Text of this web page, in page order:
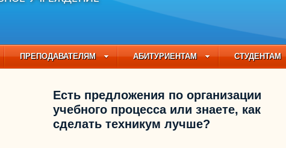
ПРЕПОДАВАТЕЛЯМ АБИТУРИЕНТАМ СТУДЕНТАМ
НА 2021-2022 УЧЕБНЫЙ ГОД
Есть предложения по организации
учебного процесса или знаете, как
сделать техникум лучше?